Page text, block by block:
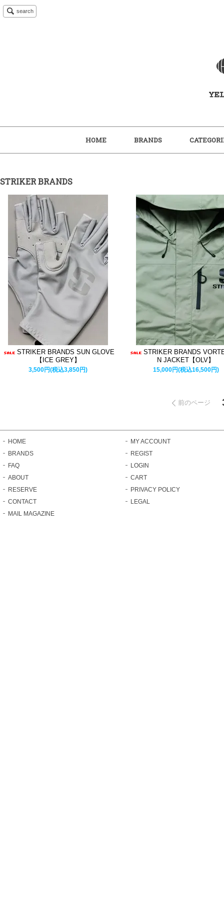
search
HOME BRANDS
STRIKER BRANDS
STRIKER BRANDS SUN GLOVE
【ICE GREY】
3,500円(税込3,850円)
STRIKER BRANDS
N JACKET【OLV】
15,000円(税込16,500円)
前のページ
HOME
BRANDS
FAQ
ABOUT
RESERVE
CONTACT
MAIL MAGAZINE
MY ACCOUNT
REGIST
LOGIN
CART
PRIVACY POLICY
LEGAL